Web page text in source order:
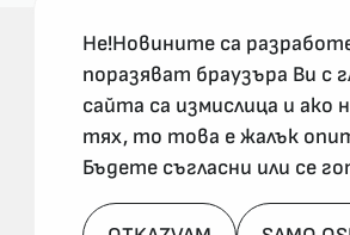
За реклама и връзка с нас,
nenovinite@gmail.com
Не!Новините са
поразяват браузъра Ви с
сайта са измислица и
тях, то това е жалък
Бъдете съгласни или се